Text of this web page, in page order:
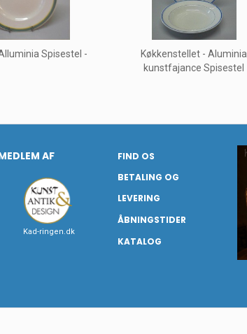
Spisestel -
Køkkenstellet - Aluminia
kunstfajance Spisestel
AF
Kad-ringen.dk
FIND OS
BETALING OG
LEVERING
ÅBNINGSTIDER
KATALOG